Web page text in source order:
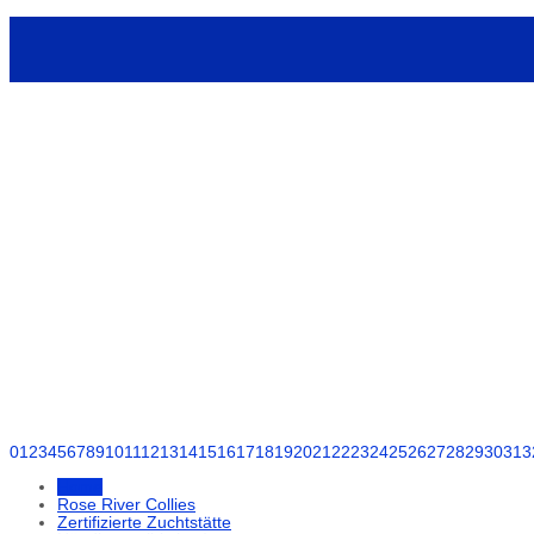
012345678910111213141516171819202122232425262728293031
Rose River Collies
Zertifizierte Zuchtstätte